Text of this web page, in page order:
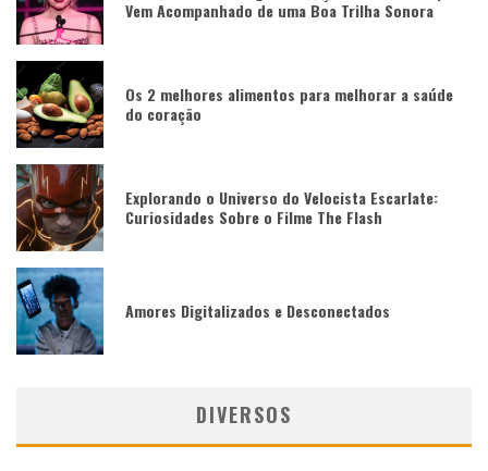
Vem Acompanhado de uma Boa Trilha Sonora
Os 2 melhores alimentos para melhorar a saúde
do coração
Explorando o Universo do Velocista Escarlate:
Curiosidades Sobre o Filme The Flash
Amores Digitalizados e Desconectados
DIVERSOS